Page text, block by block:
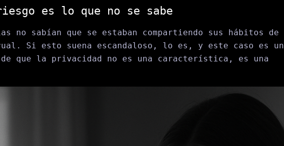
es lo que no se sabe
no sabían que se estaban compartiendo sus hábitos de
Si esto suena escandaloso, lo es, y este caso es un
que la privacidad no es una característica, es una